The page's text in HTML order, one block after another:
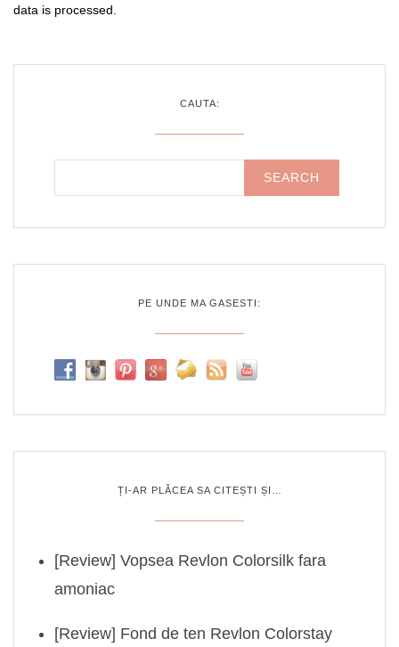
data is processed
CAUTA:
PE UNDE MA GASESTI:
ȚI-AR PLĂCEA SA CITEȘTI ȘI…
[Review] Vopsea Revlon Colorsilk fara
amoniac
[Review] Fond de ten Revlon Colorstay